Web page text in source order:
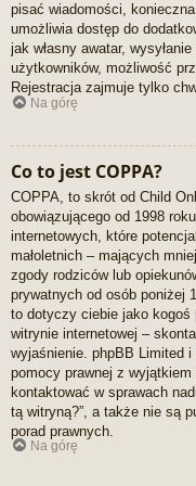
pisać wiadomości,
umożliwia dostęp do
jak własny awatar,
użytkowników, możliwość
Rejestracja zajmuje tylko
Na górę
Co to jest COPPA?
COPPA, to skrót od Child
obowiązującego od 1998
internetowych, które
małoletnich – mających
zgody rodziców lub
prywatnych od osób poniżej
to dotyczy ciebie jako kogoś
witrynie internetowej –
wyjaśnienie. phpBB Limited
pomocy prawnej z
kontaktować w sprawach
tą witryną?”, a także nie są
porad prawnych.
Na górę